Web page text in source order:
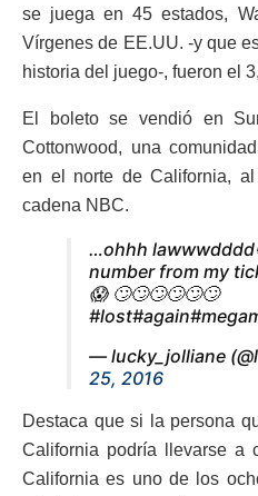
se juega en 45 estados,
Vírgenes de EE.UU. -y que
historia del juego-, fueron el
El boleto se vendió en
Cottonwood, una
en el norte de California,
cadena NBC.
…ohhh
number from my
😱 🙄🙄🙄🙄🙄🙄
— lucky_jolliane
25, 2016
Destaca que si la persona
California podría llevarse a
California es uno de los